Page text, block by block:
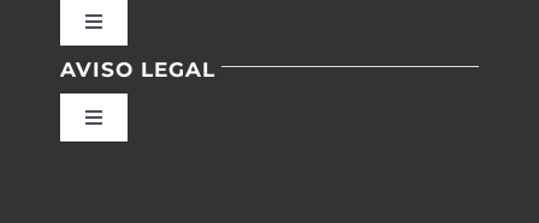
Toggle
Inicio
AVISO LEGAL
Toggle